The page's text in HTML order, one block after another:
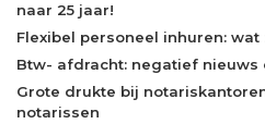
naar 25 jaar!
Flexibel personeel inhuren: wat
Btw- afdracht: negatief nieuws
Grote drukte bij
notarissen